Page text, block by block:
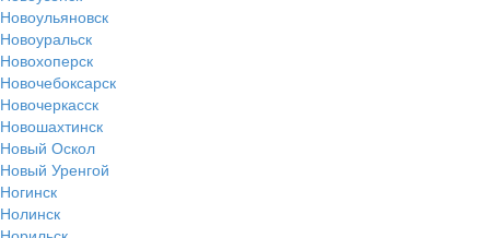
Новоульяновск
Новоуральск
Новохоперск
Новочебоксарск
Новочеркасск
Новошахтинск
Новый Оскол
Новый Уренгой
Ногинск
Нолинск